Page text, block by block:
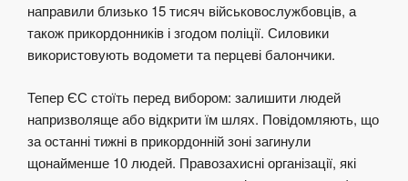
направили близько 15 тисяч військовослужбовців, а
також прикордонників і згодом поліції. Силовики
використовують водомети та перцеві балончики.
Тепер ЄС стоїть перед вибором: залишити людей
напризволяще або відкрити їм шлях. Повідомляють, що
за останні тижні в прикордонній зоні загинули
щонайменше 10 людей. Правозахисні організації, які